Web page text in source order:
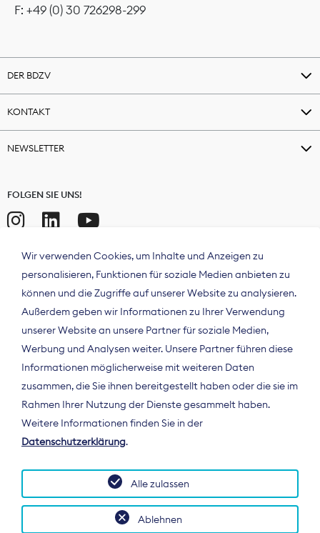
F: +49 (0) 30 726298-299
DER BDZV
KONTAKT
NEWSLETTER
FOLGEN SIE UNS!
Der Bundesverband Digitalpublisher und
Zeitungsverleger (BDZV) vertritt als
Spitzenorganisation die Interessen der
Deutschland und auf EU-Ebene.
Wir verwenden Cookies, um Inhalte und Anzeigen zu
personalisieren, Funktionen für soziale Medien anbieten zu
können und die Zugriffe auf unserer Website zu analysieren.
Außerdem geben wir Informationen zu Ihrer Verwendung
unserer Website an unsere Partner für soziale Medien,
Werbung und Analysen weiter. Unsere Partner führen diese
Informationen möglicherweise mit weiteren Daten
zusammen, die Sie ihnen bereitgestellt haben oder die sie im
Rahmen Ihrer Nutzung der Dienste gesammelt haben.
Weitere Informationen finden Sie in der
Datenschutzerklärung.
Ablehnen
Alle zulassen